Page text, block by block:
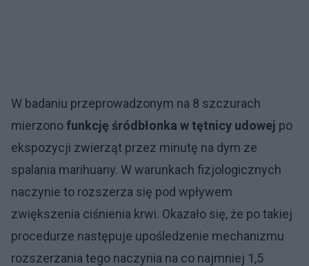
W badaniu przeprowadzonym na 8 szczurach
mierzonofunkcję śródbłonka w tętnicy udowej po
ekspozycji zwierząt przez minutę na dym ze
spalania marihuany. W warunkach fizjologicznych
naczynie to rozszerza się pod wpływem
zwiększenia ciśnienia krwi. Okazało się, że po takiej
procedurze następuje upośledzenie mechanizmu
rozszerzania tego naczynia na co najmniej 1,5